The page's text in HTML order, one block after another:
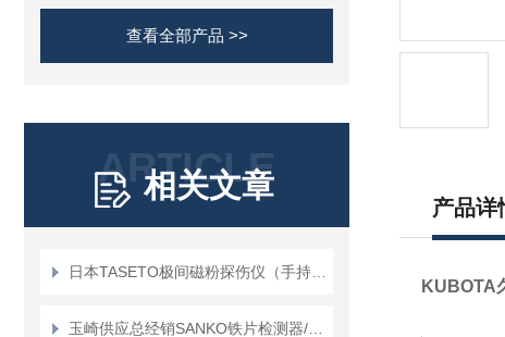
查看全部产品 >>
ARTICLE
相关文章
产品详
KUBOTA